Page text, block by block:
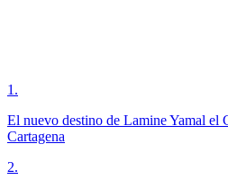
1 .
El nuevo destino de Lamine Yamal el
Cartagena
2.